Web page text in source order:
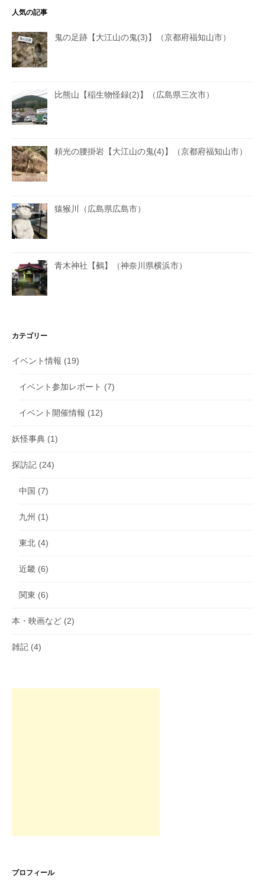
人気の記事
鬼の足跡【大江山の鬼(3)】（京都府福知山市）
比熊山【稲生物怪録(2)】（広島県三次市）
頼光の腰掛岩【大江山の鬼(4)】（京都府福知山市）
猿猴川（広島県広島市）
青木神社【鵺】（神奈川県横浜市）
カテゴリー
イベント情報 (19)
イベント参加レポート (7)
イベント開催情報 (12)
妖怪事典 (1)
探訪記 (24)
中国 (7)
九州 (1)
東北 (4)
近畿 (6)
関東 (6)
本・映画など (2)
雑記 (4)
プロフィール